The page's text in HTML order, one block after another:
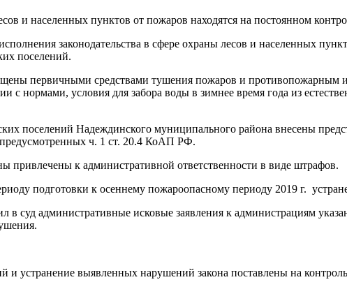
законодательства в сфере охраны лесов и населенных
поселений.
первичными средствами тушения пожаров и противопожарным
с нормами, условия для забора воды в зимнее время года из
поселений Надеждинского муниципального района внесены
ч. 1 ст. 20.4 КоАП РФ.
привлечены к административной ответственности в виде штрафов.
подготовки к осеннему пожароопасному периоду 2019 г.
в суд административные исковые заявления к администрациям
и устранение выявленных нарушений закона поставлены на